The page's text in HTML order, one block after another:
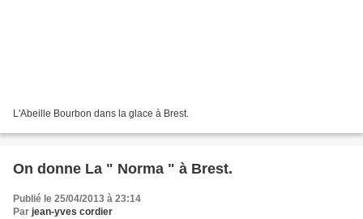
L'Abeille Bourbon dans la glace à Brest.
On donne La " Norma " à Brest.
Publié le 25/04/2013 à 23:14
Par jean-yves cordier